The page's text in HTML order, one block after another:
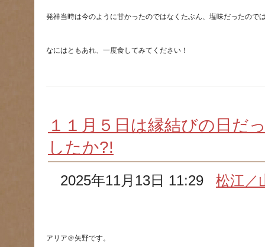
１１月５日は縁結びの日だ
したか?!
2025年11月13日 11:29松江／
アリア＠矢野です。